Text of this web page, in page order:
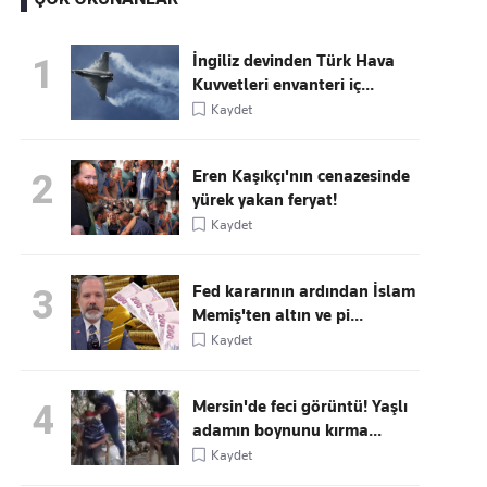
Kaçırmayın
Ücretsiz üye olun, gündemi
1
İngiliz devinden Türk Hava
Kuvvetleri envanteri iç...
Kaydet
2
Eren Kaşıkçı'nın cenazesinde
yürek yakan feryat!
Kaydet
3
Fed kararının ardından İslam
Memiş'ten altın ve pi...
Kaydet
4
Mersin'de feci görüntü! Yaşlı
adamın boynunu kırma...
Kaydet